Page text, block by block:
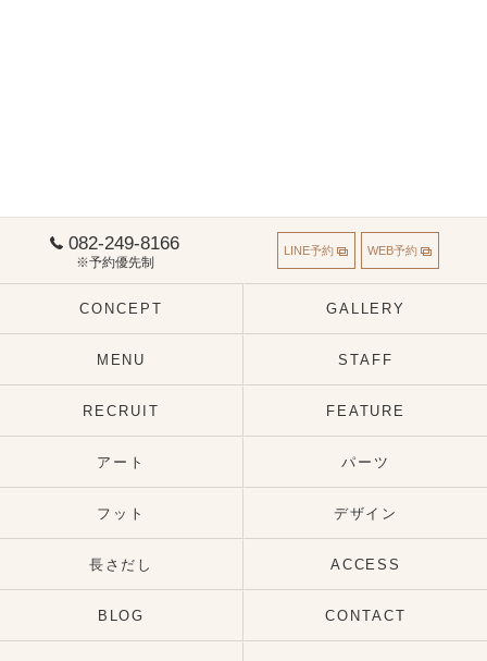
082-249-8166
※予約優先制
LINE予約 WEB予約
CONCEPT GALLERY
MENU STAFF
RECRUIT FEATURE
アート パーツ
フット デザイン
長さだし ACCESS
BLOG CONTACT